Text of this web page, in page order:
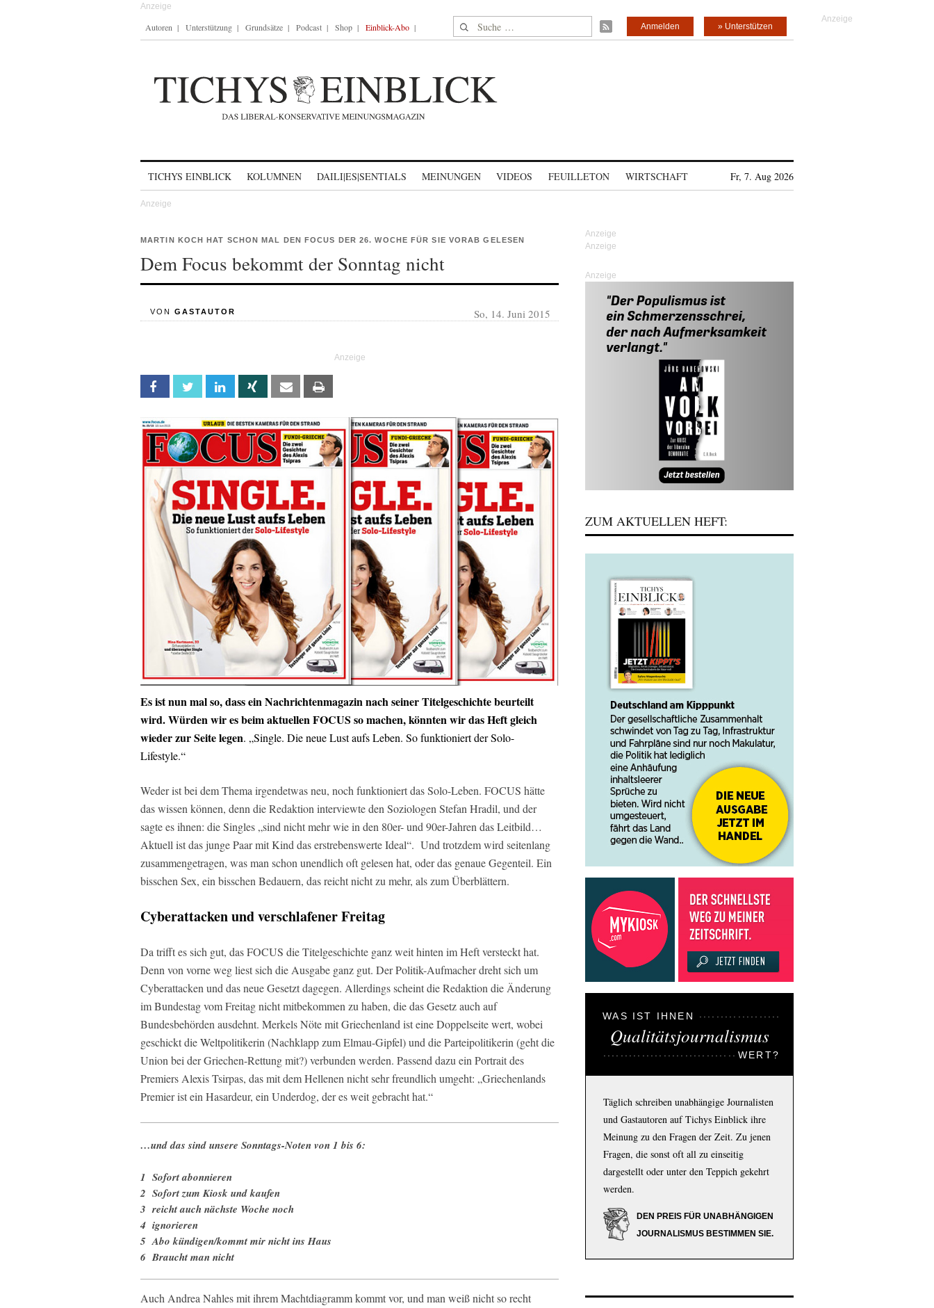
Autoren Unterstützung Grundsätze Podcast Shop Einblick-Abo Suche nach: » Unterstützen
Anmelden
TICHYS EINBLICK KOLUMNEN DAILI|ES|SENTIALS MEINUNGEN VIDEOS FEUILLETON WIRTSCHAFT Fr, 7. Aug 2026
MARTIN KOCH HAT SCHON MAL DEN FOCUS DER 26. WOCHE FÜR SIE VORAB GELESEN
Dem Focus bekommt der Sonntag nicht
VON GASTAUTOR So, 14. Juni 2015
Facebook Twitter Linkedin Xing Email
Es ist nun mal so, dass ein Nachrichtenmagazin nach seiner Titelgeschichte beurteilt
wird. Würden wir es beim aktuellen FOCUS so machen, könnten wir das Heft gleich
wieder zur Seite legen. „Single. Die neue Lust aufs Leben. So funktioniert der Solo-
Lifestyle.“
Weder ist bei dem Thema irgendetwas neu, noch funktioniert das Solo-Leben. FOCUS hätte
das wissen können, denn die Redaktion interviewte den Soziologen Stefan Hradil, und der
sagte es ihnen: die Singles „sind nicht mehr wie in den 80er- und 90er-Jahren das Leitbild…
Aktuell ist das junge Paar mit Kind das erstrebenswerte Ideal“. Und trotzdem wird seitenlang
zusammengetragen, was man schon unendlich oft gelesen hat, oder das genaue Gegenteil. Ein
bisschen Sex, ein bisschen Bedauern, das reicht nicht zu mehr, als zum Überblättern.
Cyberattacken und verschlafener Freitag
Da trifft es sich gut, das FOCUS die Titelgeschichte ganz weit hinten im Heft versteckt hat.
Denn von vorne weg liest sich die Ausgabe ganz gut. Der Politik-Aufmacher dreht sich um
Cyberattacken und das neue Gesetzt dagegen. Allerdings scheint die Redaktion die Änderung
im Bundestag vom Freitag nicht mitbekommen zu haben, die das Gesetz auch auf
Bundesbehörden ausdehnt. Merkels Nöte mit Griechenland ist eine Doppelseite wert, wobei
geschickt die Weltpolitikerin (Nachklapp zum Elmau-Gipfel) und die Parteipolitikerin (geht die
Union bei der Griechen-Rettung mit?) verbunden werden. Passend dazu ein Portrait des
Premiers Alexis Tsirpas, das mit dem Hellenen nicht sehr freundlich umgeht: „Griechenlands
Premier ist ein Hasardeur, ein Underdog, der es weit gebracht hat.“
…und das sind unsere Sonntags-Noten von 1 bis 6:
1 Sofort abonnieren
2 Sofort zum Kiosk und kaufen
3 reicht auch nächste Woche noch
4 ignorieren
5 Abo kündigen/kommt mir nicht ins Haus
6 Braucht man nicht
Auch Andrea Nahles mit ihrem Machtdiagramm kommt vor, und man weiß nicht so recht
Anzeige
ZUM AKTUELLEN HEFT:
WAS IST IHNEN
Qualitätsjournalismus
WERT?
Täglich schreiben unabhängige Journalisten
und Gastautoren auf Tichys Einblick ihre
Meinung zu den Fragen der Zeit. Zu jenen
Fragen, die sonst oft all zu einseitig
dargestellt oder unter den Teppich gekehrt
werden.
DEN PREIS FÜR UNABHÄNGIGEN
JOURNALISMUS BESTIMMEN SIE.